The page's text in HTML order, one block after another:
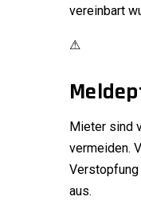
vereinbart
⚠
Mieter sind
vermeiden.
Verstopfung
aus.